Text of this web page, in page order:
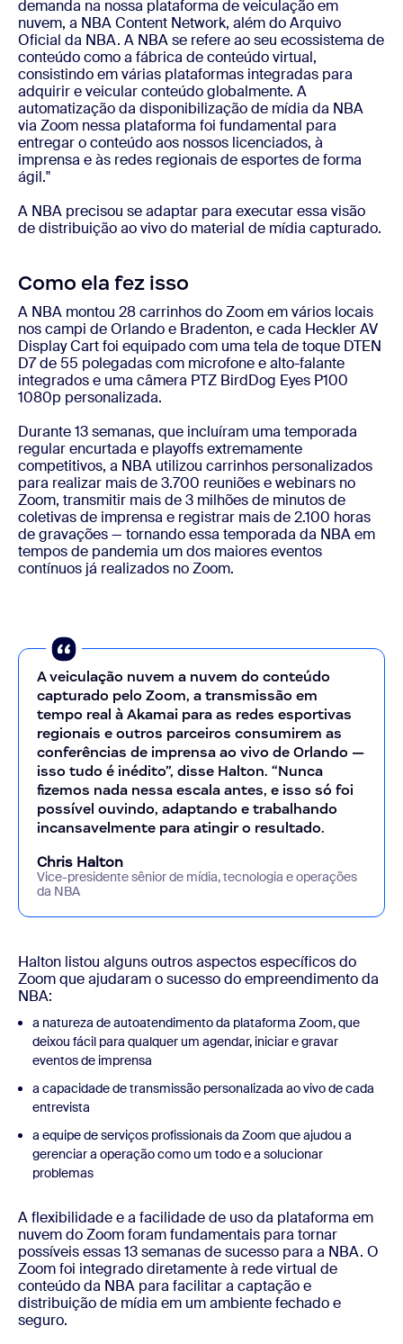
demanda na nossa plataforma de veiculação em
nuvem, a NBA Content Network, além do Arquivo
Oficial da NBA. A NBA se refere ao seu ecossistema de
conteúdo como a fábrica de conteúdo virtual,
consistindo em várias plataformas integradas para
adquirir e veicular conteúdo globalmente. A
automatização da disponibilização de mídia da NBA
via Zoom nessa plataforma foi fundamental para
entregar o conteúdo aos nossos licenciados, à
imprensa e às redes regionais de esportes de forma
ágil."
A NBA precisou se adaptar para executar essa visão
de distribuição ao vivo do material de mídia capturado.
Como ela fez isso
A NBA montou 28 carrinhos do Zoom em vários locais
nos campi de Orlando e Bradenton, e cada Heckler AV
Display Cart foi equipado com uma tela de toque DTEN
D7 de 55 polegadas com microfone e alto-falante
integrados e uma câmera PTZ BirdDog Eyes P100
1080p personalizada.
Durante 13 semanas, que incluíram uma temporada
regular encurtada e playoffs extremamente
competitivos, a NBA utilizou carrinhos personalizados
para realizar mais de 3.700 reuniões e webinars no
Zoom, transmitir mais de 3 milhões de minutos de
coletivas de imprensa e registrar mais de 2.100 horas
de gravações — tornando essa temporada da NBA em
tempos de pandemia um dos maiores eventos
contínuos já realizados no Zoom.
A veiculação nuvem a nuvem do conteúdo
capturado pelo Zoom, a transmissão em
tempo real à Akamai para as redes esportivas
regionais e outros parceiros consumirem as
conferências de imprensa ao vivo de Orlando —
isso tudo é inédito”, disse Halton. “Nunca
fizemos nada nessa escala antes, e isso só foi
possível ouvindo, adaptando e trabalhando
incansavelmente para atingir o resultado.
Chris Halton
Vice-presidente sênior de mídia, tecnologia e operações
da NBA
Halton listou alguns outros aspectos específicos do
Zoom que ajudaram o sucesso do empreendimento da
NBA:
a natureza de autoatendimento da plataforma Zoom, que
deixou fácil para qualquer um agendar, iniciar e gravar
eventos de imprensa
a capacidade de transmissão personalizada ao vivo de cada
entrevista
a equipe de serviços profissionais da Zoom que ajudou a
gerenciar a operação como um todo e a solucionar
problemas
A flexibilidade e a facilidade de uso da plataforma em
nuvem do Zoom foram fundamentais para tornar
possíveis essas 13 semanas de sucesso para a NBA. O
Zoom foi integrado diretamente à rede virtual de
conteúdo da NBA para facilitar a captação e
distribuição de mídia em um ambiente fechado e
seguro.